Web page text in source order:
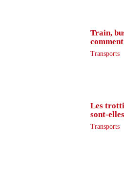
Train,
Transports
Les
sont-
métro ?
Transports